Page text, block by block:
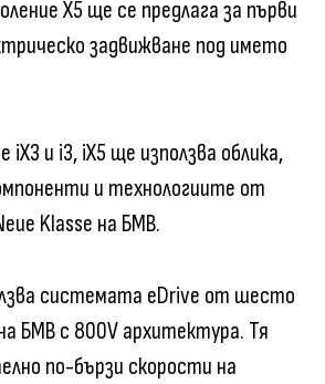
X5 ще се предлага за първи
задвижване под името
iX3 и i3, iX5 ще използва облика,
и технологиите от
Klasse на БМВ.
системата eDrive от шесто
БМВ с 800V архитектура. Тя
по-бързи скорости на